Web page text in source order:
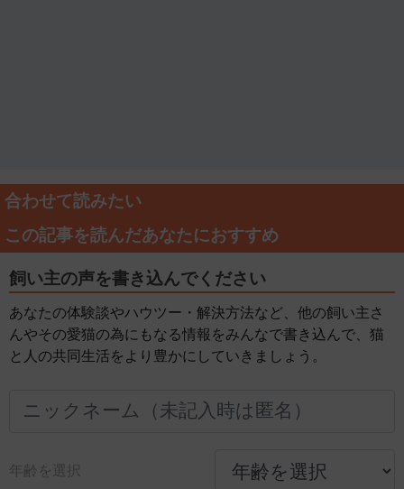
合わせて読みたい
この記事を読んだあなたにおすすめ
飼い主の声を書き込んでください
あなたの体験談やハウツー・解決方法など、他の飼い主さ
んやその愛猫の為にもなる情報をみんなで書き込んで、猫
と人の共同生活をより豊かにしていきましょう。
年齢を選択